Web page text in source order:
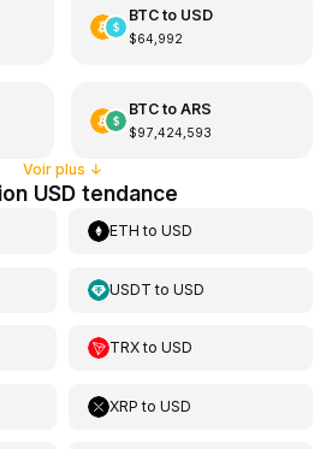
BTCto USD
$64,992
BTCto ARS
$97,424,593
Voir plus ↓
USD tendance
ETH toUSD
USDT toUSD
TRXtoUSD
XRP toUSD